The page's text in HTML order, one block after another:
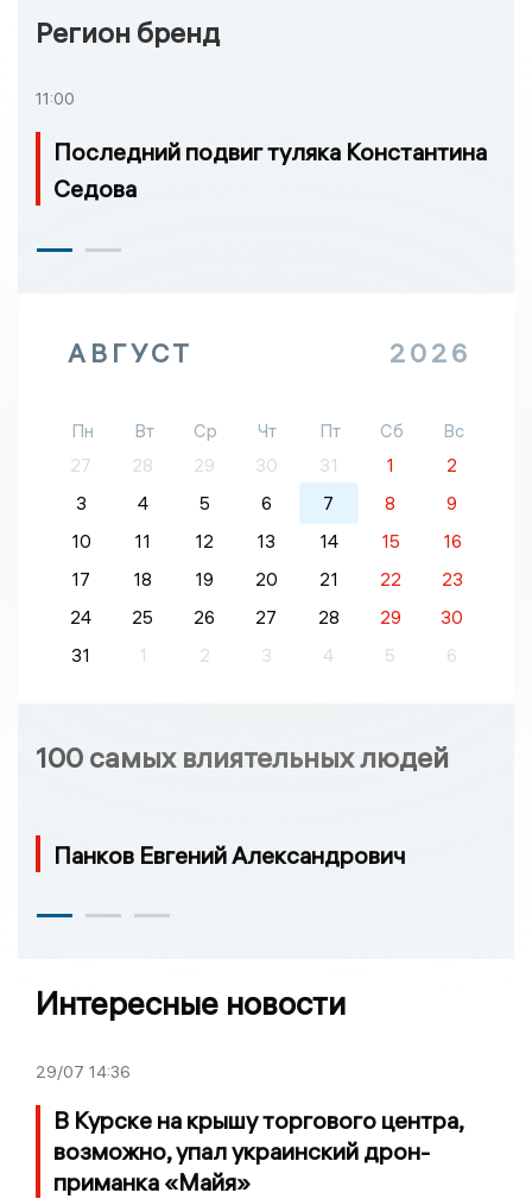
Регион бренд
11:00
Последний подвиг туляка Константина
Седова
АВГУСТ 2026
Пн Вт Ср Чт Пт Сб
Вс
27
28 29 30 31 1
2
3
4 5 6 7 8
9
10
11 12 13 14 15
16
17
18 19 20 21 22
23
24
25 26 27 28 29
30
31
1 2 3 4 5 6
100 самых влиятельных людей
Панков Евгений Александрович
Интересные новости
29/07 14:36
В Курске на крышу торгового центра,
возможно, упал украинский дрон-
приманка «Майя»